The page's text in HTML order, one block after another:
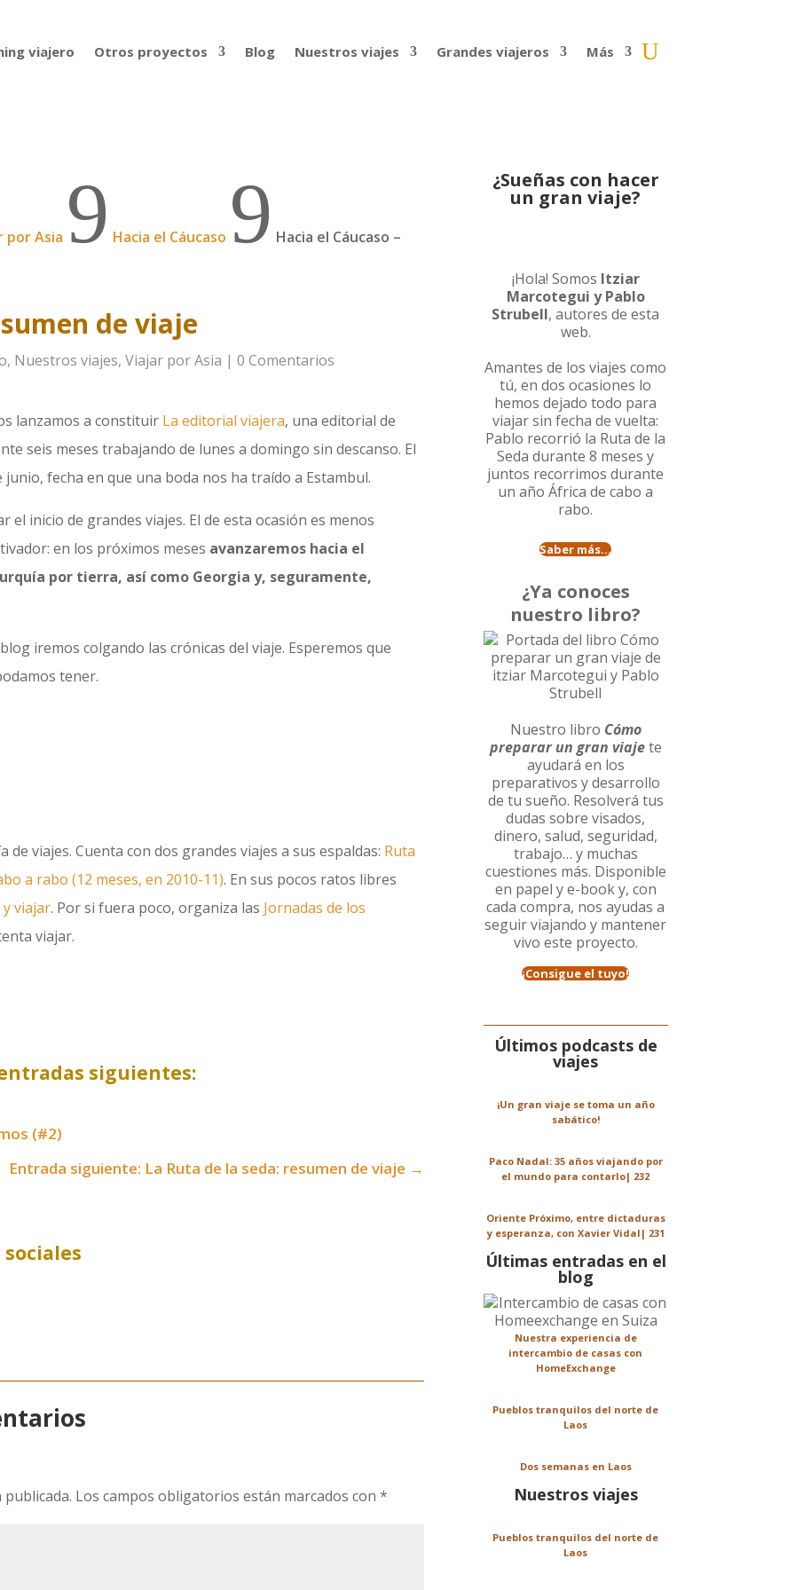
viajero Otros proyectos Blog Nuestros viajes Grandes viajeros Más
por Asia 9 Hacia el Cáucaso 9 Hacia el Cáucaso –
de viaje
, Nuestros viajes,Viajar por Asia |0 Comentarios
lanzamos a constituir La editorial viajera, una editorial de
seis meses trabajando de lunes a domingo sin descanso. El
fecha en que una boda nos ha traído a Estambul.
el inicio de grandes viajes. El de esta ocasión es menos
en los próximos meses avanzaremos hacia el
por tierra, así como Georgia y, seguramente,
iremos colgando las crónicas del viaje. Esperemos que
tener.
de viajes. Cuenta con dos grandes viajes a sus espaldas: Ruta
a rabo (12 meses, en 2010-11). En sus pocos ratos libres
y viajar. Por si fuera poco, organiza las Jornadas de los
viajar.
siguientes:
(#2)
Entrada siguiente: La Ruta de la seda: resumen de viaje →
Los campos obligatorios están marcados con*
¿Sueñas con hacer
un gran viaje?
¡Hola! Somos Itziar
Marcotegui y Pablo
Strubell, autores de esta
web.
Amantes de los viajes como
tú, en dos ocasiones lo
hemos dejado todo para
viajar sin fecha de vuelta:
Pablo recorrió la Ruta de la
Seda durante 8 meses y
juntos recorrimos durante
un añoÁfrica de cabo a
rabo.
Saber más...
¿Ya conoces
nuestro libro?
Nuestro libro Cómo
preparar un gran viajete
ayudará en los
preparativos y desarrollo
de tu sueño. Resolverá tus
dudas sobre visados,
dinero, salud, seguridad,
trabajo… y muchas
cuestiones más. Disponible
en papel y e-book y, con
cada compra, nos ayudas a
seguir viajando y mantener
vivo este proyecto.
¡Consigue el tuyo!
Últimos podcasts de
viajes
¡Un gran viaje se toma un año
sabático!
Paco Nadal: 35 años viajando por
el mundo para contarlo| 232
Oriente Próximo, entre dictaduras
y esperanza, con Xavier Vidal| 231
Últimas entradas en el
blog
Nuestra experiencia de
intercambio de casas con
HomeExchange
Pueblos tranquilos del norte de
Laos
Dos semanas en Laos
Nuestros viajes
Pueblos tranquilos del norte de
Laos